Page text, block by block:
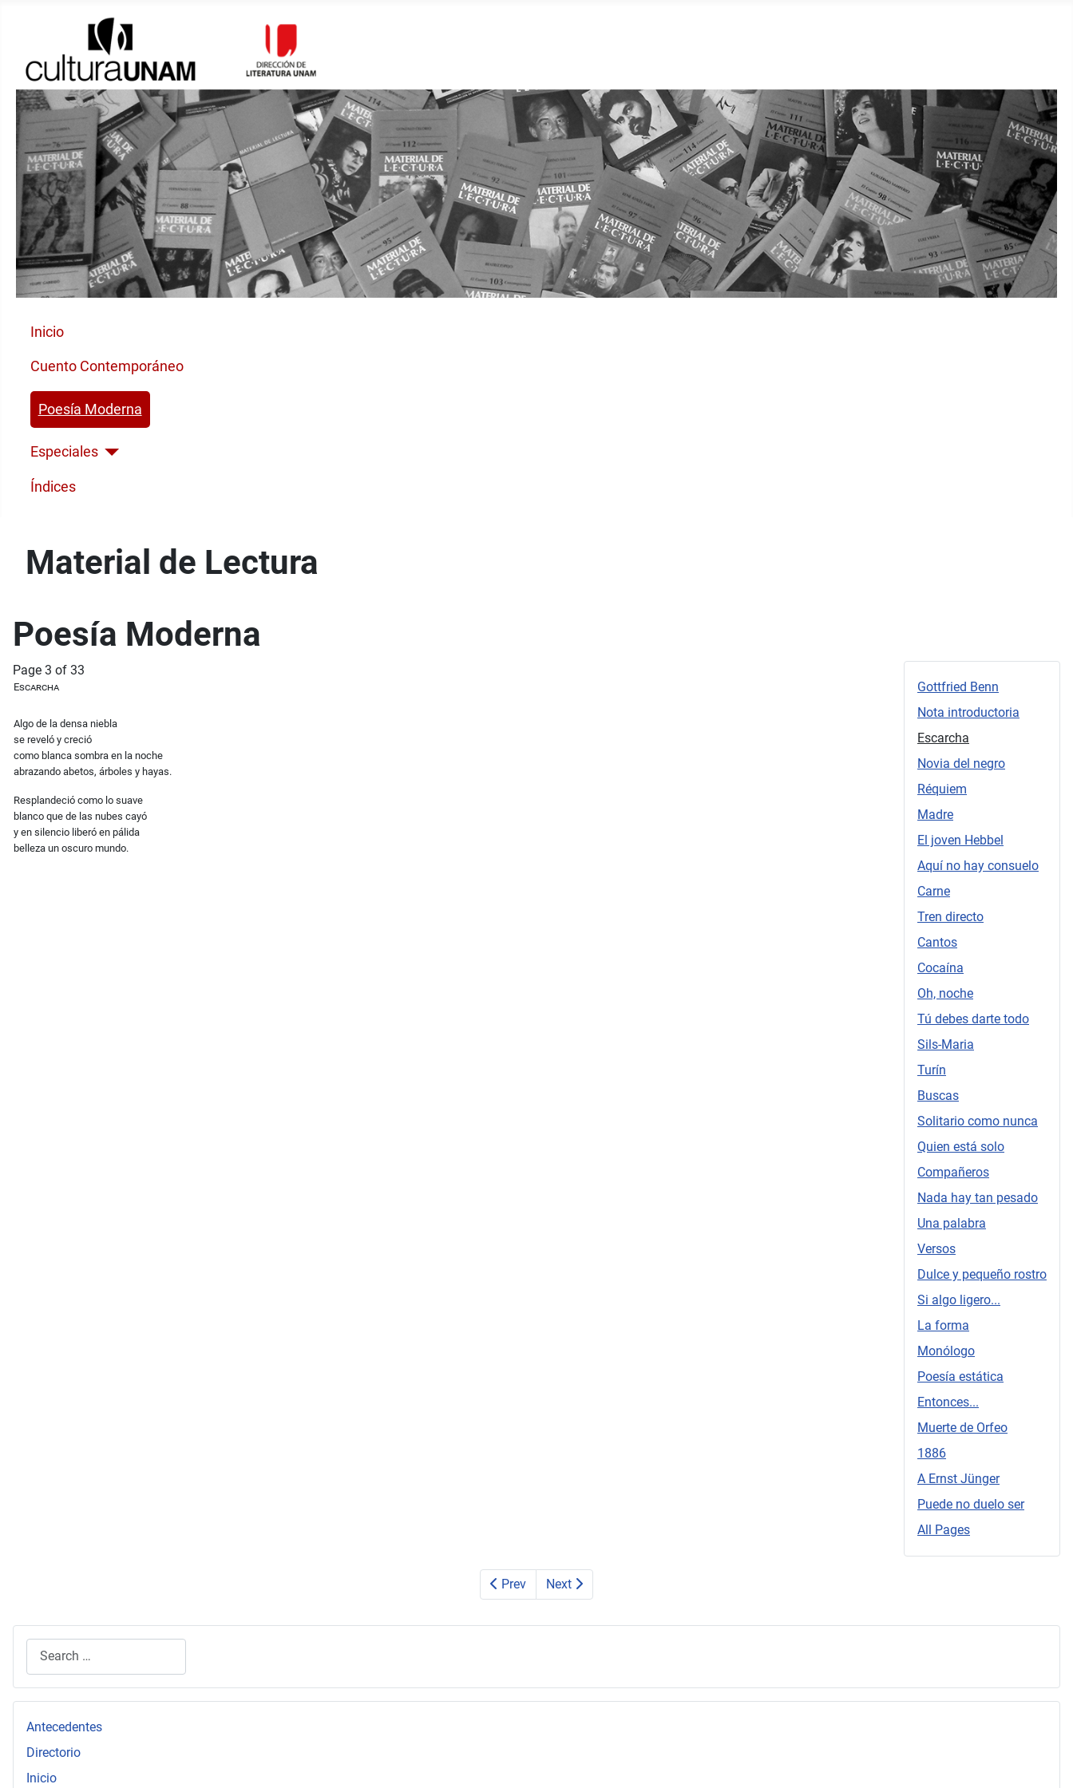
Inicio
Cuento Contemporáneo
Poesía Moderna
Especiales
Índices
Material de Lectura
Poesía Moderna
Gottfried Benn
Nota introductoria
Escarcha
Novia del negro
Réquiem
Madre
El joven Hebbel
Aquí no hay consuelo
Carne
Tren directo
Cantos
Cocaína
Oh, noche
Tú debes darte todo
Sils-Maria
Turín
Buscas
Solitario como nunca
Quien está solo
Compañeros
Nada hay tan pesado
Una palabra
Versos
Dulce y pequeño rostro
Si algo ligero...
La forma
Monólogo
Poesía estática
Entonces...
Muerte de Orfeo
1886
A Ernst Jünger
Puede no duelo ser
All Pages
Page 3 of 33
Escarcha
Algo de la densa niebla
se reveló y creció
como blanca sombra en la noche
abrazando abetos, árboles y hayas.
Resplandeció como lo suave
blanco que de las nubes cayó
y en silencio liberó en pálida
belleza un oscuro mundo.
Prev Next
Search
Antecedentes
Directorio
Inicio